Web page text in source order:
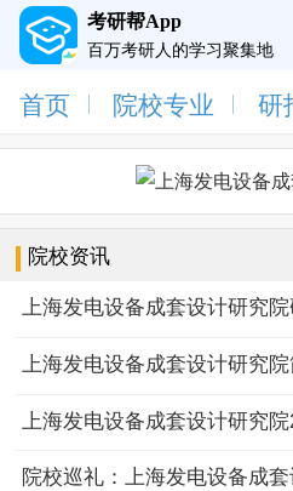
考研帮App
百万考研人的学习聚集地
首页 院校专业 研
院校资讯
上海发电设备成套设计研究
上海发电设备成套设计研究院
院校巡礼：上海发电设备成